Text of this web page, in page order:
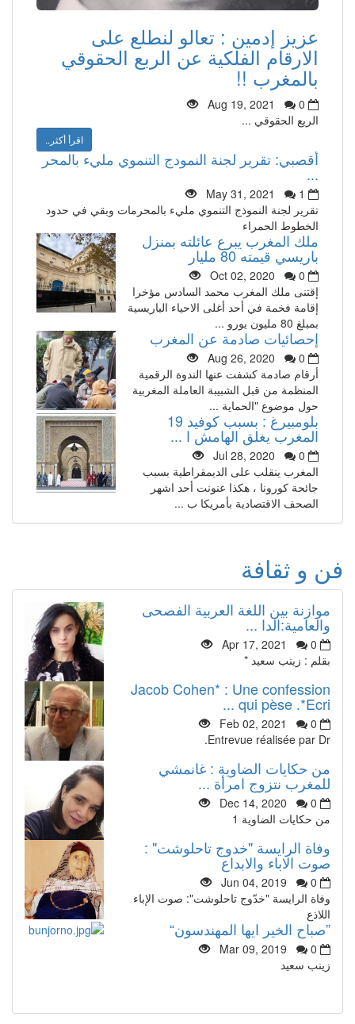
عزيز إدمين : تعالو لنطلع على
الارقام الفلكية عن الربع الحقوقي
بالمغرب !!
Aug 19, 2021
0
الريع الحقوقي ...
اقرأ أكثر..
أقصبي: تقرير لجنة النمودج التنموي مليء بالمحر
May 31, 2021
1
تقرير لجنة النموذج التنموي مليء بالمحرمات وبقي في حدود
الخطوط الحمراء
ملك المغرب يبرع عائلته بمنزل
باريسي قيمته 80 مليار
Oct 02, 2020
0
إقتنى ملك المغرب محمد السادس مؤخرا
إقامة فخمة في أحد أغلى الاحياء الباريسية
بمبلغ 80 مليون يورو ...
إحصائيات صادمة عن المغرب
Aug 26, 2020
0
أرقام صادمة كشفت عنها الندوة الرقمية
المنظمة من قبل الشبيبة العاملة المغربية
حول موضوع "الحماية ...
بلومبيرغ : بسبب كوفيد 19
المغرب يغلق الهامش ا ...
Jul 28, 2020
0
المغرب ينقلب على الديمقراطية بسبب
جائحة كورونا ، هكذا عنونت أحد اشهر
الصحف الاقتصادية بأمريكا ب ...
فن و ثقافة
موازنة بين اللغة العربية الفصحى
والعامية:الدا ...
Apr 17, 2021
0
بقلم : زينب سعيد *
Jacob Cohen* : Une confession
qui pèse .*Ecri ...
Feb 02, 2021
0
Entrevue réalisée par Dr.
من حكايات الضاوية : غانمشي
للمغرب نتزوج امرأة ...
Dec 14, 2020
0
من حكايات الضاوية 1
وفاة الرايسة "خدوج تاحلوشت" :
صوت الاباء والابداع
Jun 04, 2019
0
وفاة الرايسة "خدّوج تاحلوشت": صوت الإباء
اللاذع
”صباح الخير ايها المهندسون“
Mar 09, 2019
0
زينب سعيد